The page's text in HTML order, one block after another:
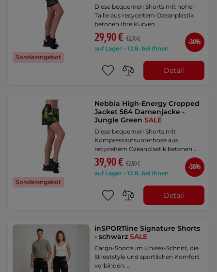
Sonderangebot
Diese bequemen Shorts mit hoher
Taille aus recyceltem Ozeanplastik
betonen Ihre Kurven …
29,90 € 42,70 €
auf Lager – 12.8. bei Ihnen
-30%
Detail
Sonderangebot
Nebbia High-Energy Cropped
Jacket 564 Damenjacke -
Jungle GreenSALE
Diese bequemen Shorts mit
Kompressionsunterhose aus
recyceltem Ozeanplastik betonen …
39,90 € 62,50 €
auf Lager – 12.8. bei Ihnen
-36%
Detail
inSPORTline Signature Shorts
- schwarzSALE
Cargo-Shorts im Unisex-Schnitt, die
Streetstyle und sportlichen Komfort
verbinden. …